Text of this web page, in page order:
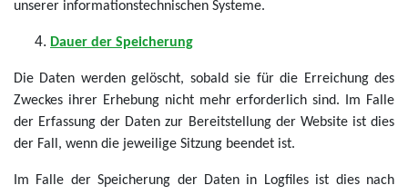
unserer informationstechnischen Systeme.
Dauer der Speicherung
Die Daten werden gelöscht, sobald sie für die Erreichung des
Zweckes ihrer Erhebung nicht mehr erforderlich sind. Im Falle
der Erfassung der Daten zur Bereitstellung der Website ist dies
der Fall, wenn die jeweilige Sitzung beendet ist.
Im Falle der Speicherung der Daten in Logfiles ist dies nach